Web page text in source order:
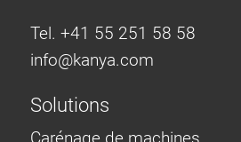
Tel. +41 55 251 58 58
info@kanya.com
Solutions